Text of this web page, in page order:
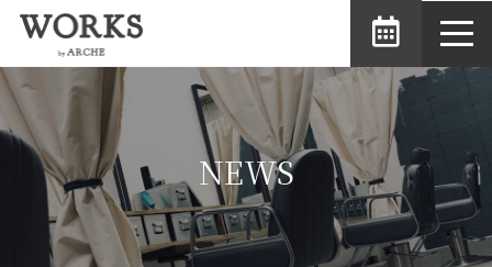
NEWS